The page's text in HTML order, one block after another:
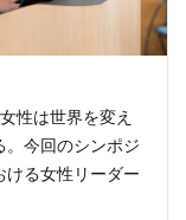
性は世界を変え
。今回のシンポジ
ける女性リーダー